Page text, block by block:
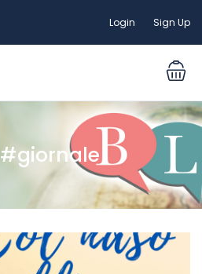
Login Sign Up
#giornale